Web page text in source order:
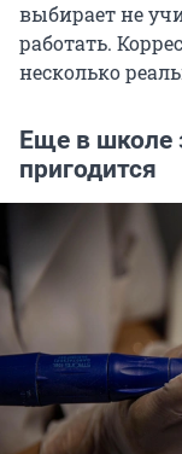
выбирает не
работать.
несколько
Еще в школе
пригодится